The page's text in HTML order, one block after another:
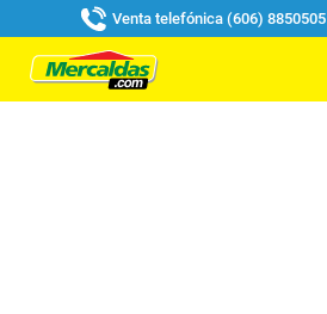
Venta telefónica (606) 8850505